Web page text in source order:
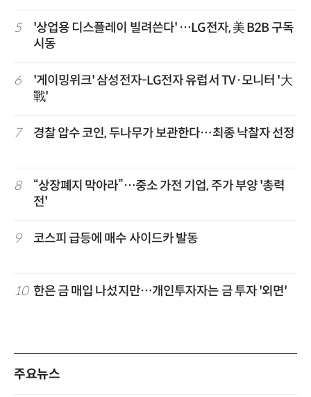
5
'상업용 디스플레이 빌려쓴다' …LG전자, 美 B2B 구독
시동
6
'게이밍위크' 삼성전자-LG전자 유럽서 TV·모니터 '大
戰'
7 경찰 압수 코인, 두나무가 보관한다…최종 낙찰자 선정
8
“상장폐지 막아라”…중소 가전 기업, 주가 부양 '총력
전'
9 코스피 급등에 매수 사이드카 발동
10 한은 금 매입 나섰지만…개인투자자는 금 투자 '외면'
주요뉴스